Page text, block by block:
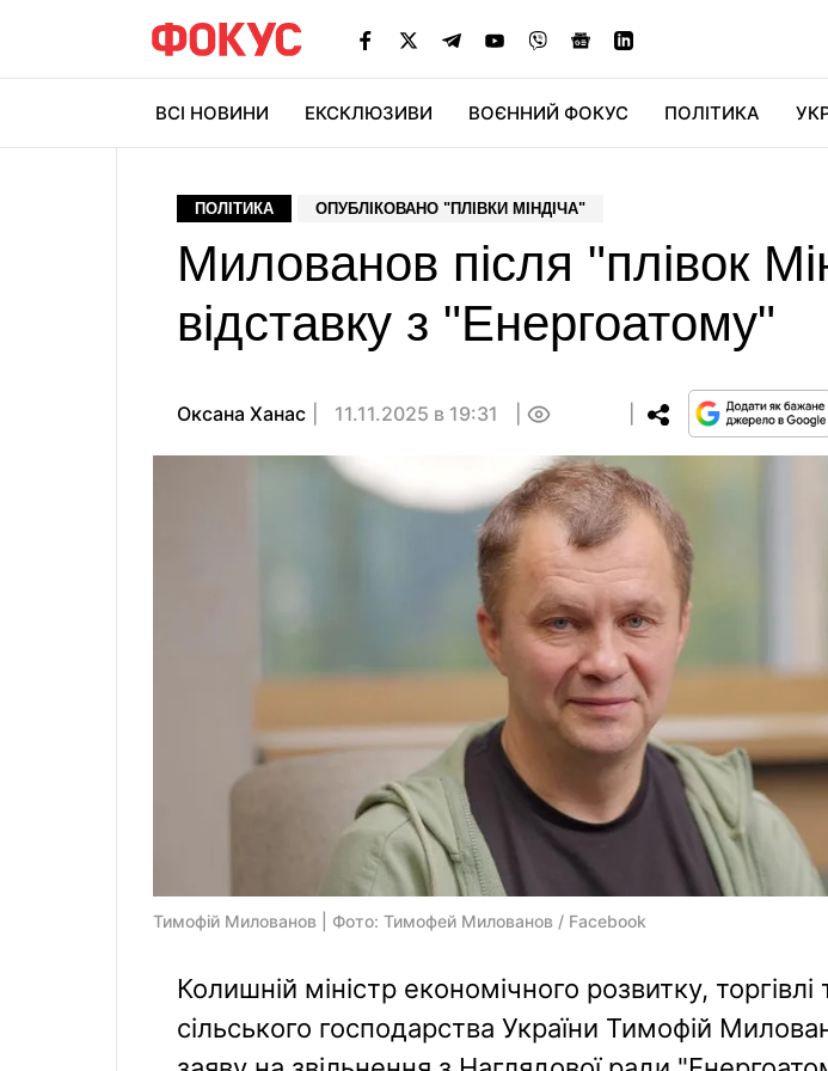
ВСІ НОВИНИ ЕКСКЛЮЗИВИ ВОЄННИЙ ФОКУС ПОЛІТИКА
ПОЛІТИКА ОПУБЛІКОВАНО "ПЛІВКИ МІНДІЧА"
Милованов після "плівок
відставку з "Енергоатому"
Оксана Ханас 11.11.2025 в 19:31
Тимофій Милованов | Фото: Тимофей Милованов / Facebook
Колишній міністр економічного розвитку, торгівлі
сільського господарства України Тимофій